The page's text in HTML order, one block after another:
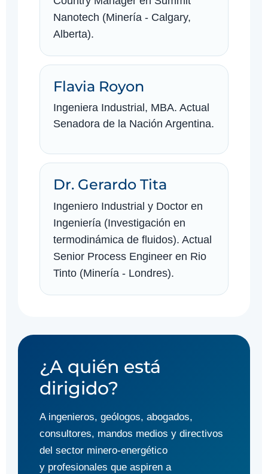
Nanotech (Minería - Calgary,
Alberta).
Flavia Royon
Ingeniera Industrial, MBA. Actual
Senadora de la Nación Argentina.
Dr. Gerardo Tita
Ingeniero Industrial y Doctor en
Ingeniería (Investigación en
termodinámica de fluidos). Actual
Senior Process Engineer en Rio
Tinto (Minería - Londres).
¿A quién está
dirigido?
A ingenieros, geólogos, abogados,
consultores, mandos medios y directivos
del sector minero-energético
y profesionales que aspiren a